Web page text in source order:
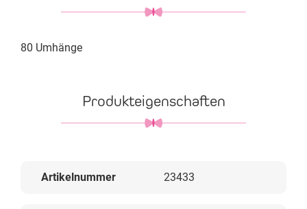
80 Umhänge
Produkteigenschaften
Artikelnummer 23433